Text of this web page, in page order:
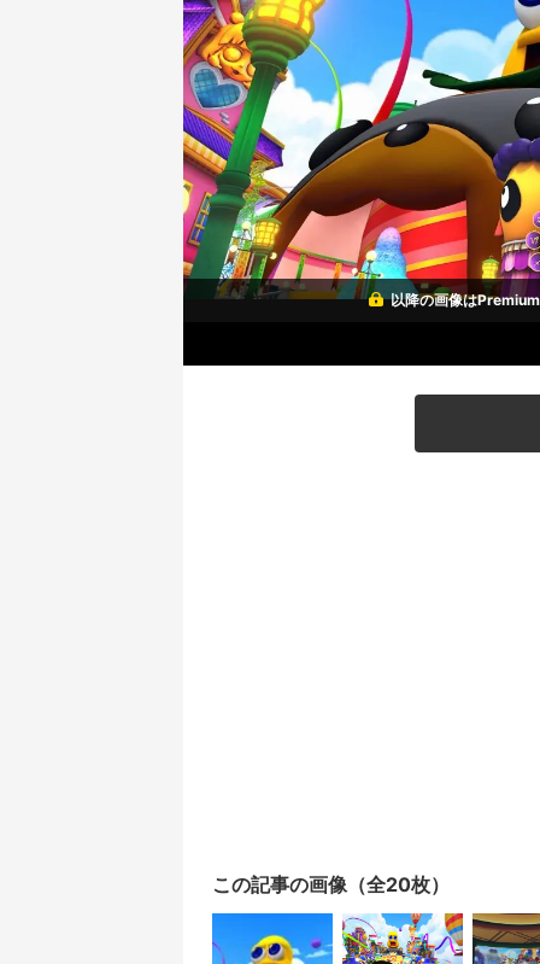
以降の画像は
この記事の画像（全20枚）